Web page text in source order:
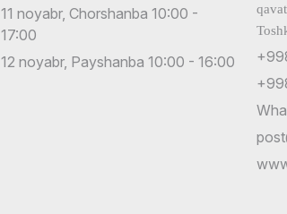
11 noyabr, Chorshanba 10:00 -
17:00
12 noyabr, Payshanba 10:00 - 16:00
qavat